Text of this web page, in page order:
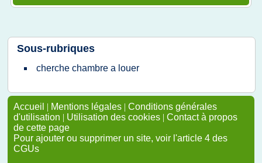
Sous-rubriques
cherche chambre a louer
Accueil | Mentions légales | Conditions générales
d'utilisation | Utilisation des cookies | Contact à propos
de cette page
Pour ajouter ou supprimer un site, voir l'article 4 des
CGUs